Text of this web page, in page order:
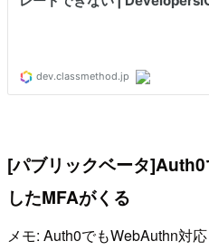
[パブリックベータ
したMFAがくる
メモ: Auth0でもWebAuthn対